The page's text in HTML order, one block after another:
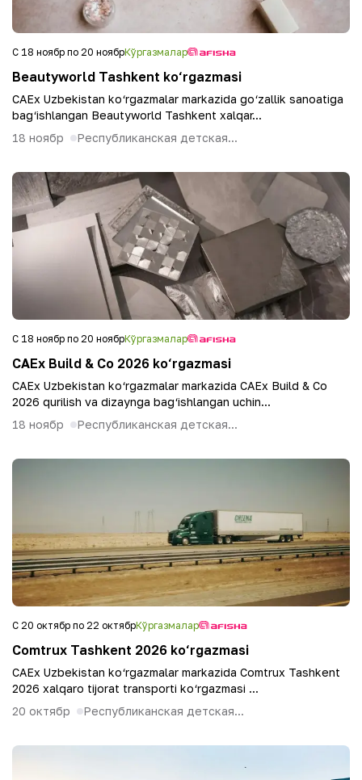
С 18 ноябр по 20 ноябрКўргазмалар
Beautyworld Tashkent ko‘rgazmasi
CAEx Uzbekistan ko‘rgazmalar markazida go‘zallik sanoatiga
bag‘ishlangan Beautyworld Tashkent xalqar...
18 ноябр
Республиканская детская...
С 18 ноябр по 20 ноябрКўргазмалар
CAEx Build & Co 2026 ko‘rgazmasi
CAEx Uzbekistan ko‘rgazmalar markazida CAEx Build & Co
2026 qurilish va dizaynga bag‘ishlangan uchin...
18 ноябр
Республиканская детская...
С 20 октябр по 22 октябрКўргазмалар
Comtrux Tashkent 2026 ko‘rgazmasi
CAEx Uzbekistan ko‘rgazmalar markazida Comtrux Tashkent
2026 xalqaro tijorat transporti ko‘rgazmasi ...
20 октябр
Республиканская детская...